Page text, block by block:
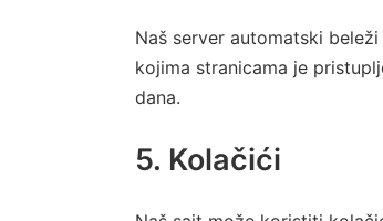
Naš server automatski
kojima stranicama je
dana.
5. Kolačići